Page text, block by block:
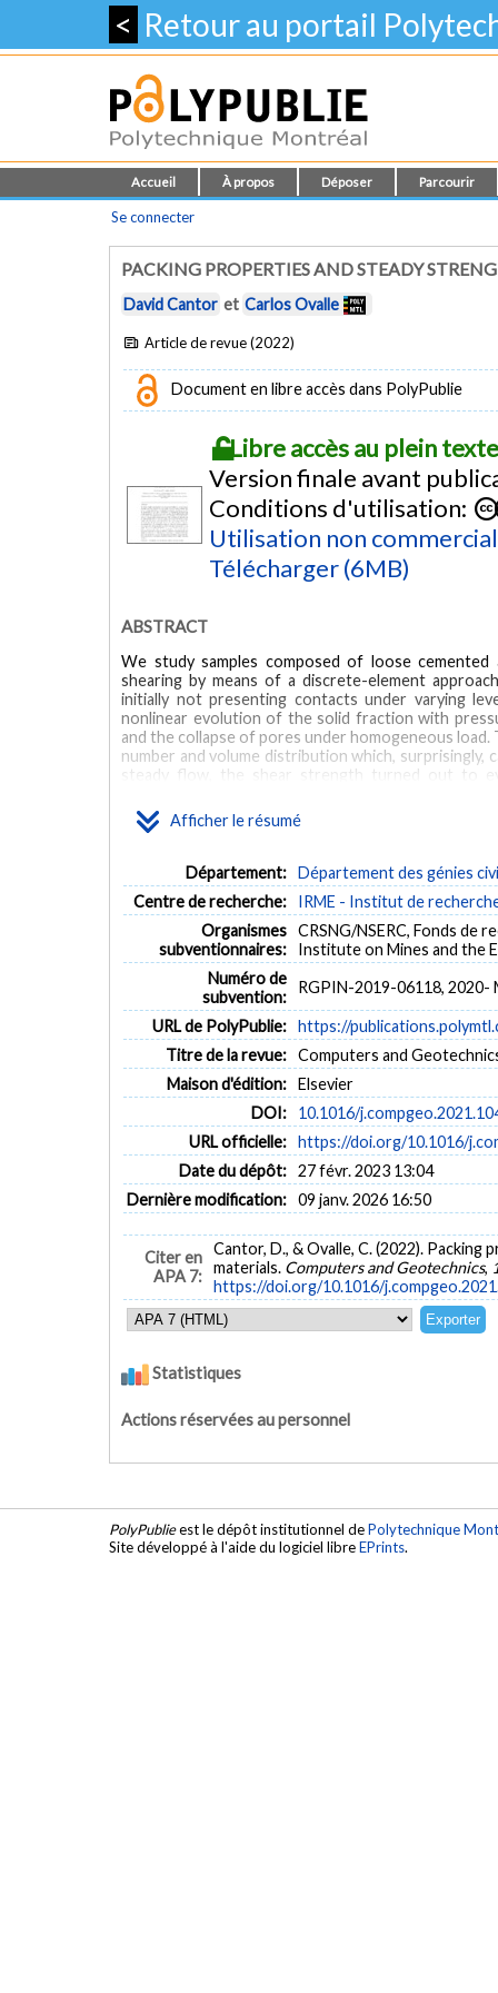
< Retour au portail
Accueil À propos Déposer Parcourir
Se connecter
PACKING PROPERTIES AND STEADY
David Cantor et Carlos Ovalle
Article de revue (2022)
Document en libre accès dans PolyPublie
Libre accès au plein
Version finale avant
Conditions d'utilisation:
Utilisation non
Télécharger (6MB)
Afficher le résumé
ABSTRACT
We study samples composed of loose
shearing by means of a discrete-element
initially not presenting contacts under varying
nonlinear evolution of the solid fraction with
and the collapse of pores under homogeneous
number and volume distribution which, surprisingly,
steady flow, the shear strength turned out to
angle. For greater values of cementation, a
connectivity. Macroscopic cohesion is, in turn,
forces despite a homogeneous distribution of
samples.
MOTS CLÉS
Discrete element method
Département: Département des génies
Centre de recherche:
IRME - Institut de
Organismes
subventionnaires:
CRSNG/NSERC, Fonds de
Institute on Mines and the
Numéro de
subvention:
RGPIN-2019-06118, 2020-
URL de PolyPublie: https://
Titre de la revue: Computers and
Maison d'édition: Elsevier
DOI:
10.1016/
URL officielle: https://doi.org/10.1016/
Date du dépôt: 27 févr. 2023 13:04
Dernière modification: 09 janv. 2026 16:50
Citer en
APA 7:
Cantor, D., & Ovalle, C. (2022).
materials. Computers and Geotechnics,
https://doi.org/10.1016/
Statistiques
Actions réservées au personnel
PolyPublieest le dépôt institutionnel dePolytechnique
Site développé à l'aide du logiciel libreEPrints.